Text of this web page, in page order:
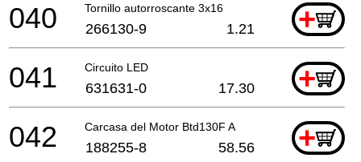
Tornillo autorroscante 3x16 +
040 266130-9 1.21
Circuito LED +
041 631631-0 17.30
Carcasa del Motor Btd130F A +
042 188255-8 58.56